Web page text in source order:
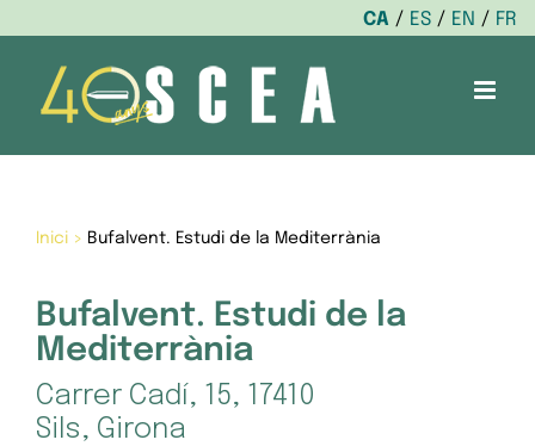
CA ES EN
FR
content
Inici> Bufalvent. Estudi de la Mediterrània
Bufalvent. Estudi de la
Mediterrània
Carrer Cadí, 15, 17410
Sils, Girona